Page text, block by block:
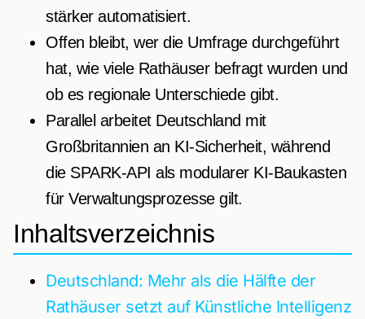
stärker automatisiert.
Offen bleibt, wer die Umfrage durchgeführt
hat, wie viele Rathäuser befragt wurden und
ob es regionale Unterschiede gibt.
Parallel arbeitet Deutschland mit
Großbritannien an KI-Sicherheit, während
die SPARK-API als modularer KI-Baukasten
für Verwaltungsprozesse gilt.
Inhaltsverzeichnis
Deutschland: Mehr als die Hälfte der
Rathäuser setzt auf Künstliche Intelligenz